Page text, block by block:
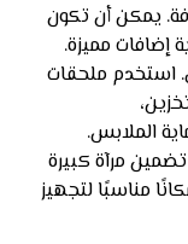
يمكن أن تكون
إضافات مميزة.
استخدم ملحقات
الملابس.
مرآة كبيرة
مناسبًا لتجهيز